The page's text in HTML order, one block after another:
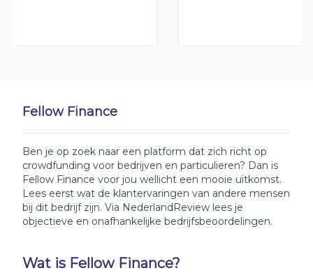
Fellow Finance
Ben je op zoek naar een platform dat zich richt op
crowdfunding voor bedrijven en particulieren? Dan is
Fellow Finance voor jou wellicht een mooie uitkomst.
Lees eerst wat de klantervaringen van andere mensen
bij dit bedrijf zijn. Via NederlandReview lees je
objectieve en onafhankelijke bedrijfsbeoordelingen.
Wat is Fellow Finance?